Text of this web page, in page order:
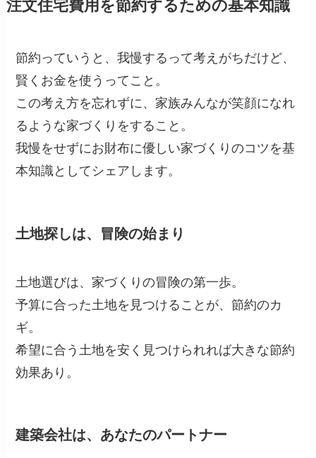
注文住宅費用を節約するための基本知識
節約っていうと、我慢するって考えがちだけど、
賢くお金を使うってこと。
この考え方を忘れずに、家族みんなが笑顔になれ
るような家づくりをすること。
我慢をせずにお財布に優しい家づくりのコツを基
本知識としてシェアします。
土地探しは、冒険の始まり
土地選びは、家づくりの冒険の第一歩。
予算に合った土地を見つけることが、節約のカ
ギ。
希望に合う土地を安く見つけられれば大きな節約
効果あり。
建築会社は、あなたのパートナー